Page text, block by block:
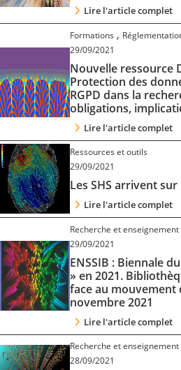
Lire l'article complet
Formations ,
29/09/2021
Nouvelle ressource
Protection des
RGPD dans la
obligations,
Lire l'article complet
Ressources et outils
29/09/2021
Les SHS arrivent sur
Lire l'article complet
Recherche et
29/09/2021
ENSSIB : Biennale
» en 2021.
face au mouvement
novembre 2021
Lire l'article complet
Recherche et
28/09/2021